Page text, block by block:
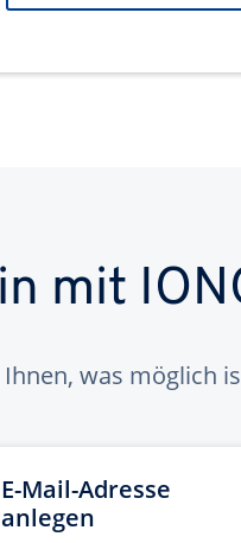
mit
Ihnen, was möglich
E-Mail-Adresse
anlegen